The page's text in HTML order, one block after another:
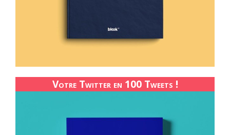
Votre Twitter en 100 Tweets !